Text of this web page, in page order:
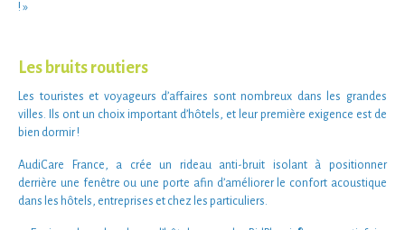
! »
Les bruits routiers
Les touristes et voyageurs d’affaires sont nombreux dans les grandes
villes . Ils ont un choix important d’hôtels , et leurpremière exigence est de
bien dormir!
AudiCare France , a crée un rideau anti-bruit isolantàpositionner
derrière une fenêtre ou une porte afin d’améliorer le confort acoustique
dans les hôtels , entreprises et chez les particuliers